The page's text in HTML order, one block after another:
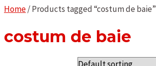
Home/ Products tagged “costum de baie”
costum de baie